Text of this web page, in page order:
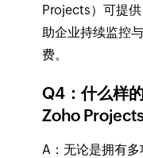
Projects）可提
助企业持续监控
费。
Q4：什么样
Zoho
A：无论是拥有